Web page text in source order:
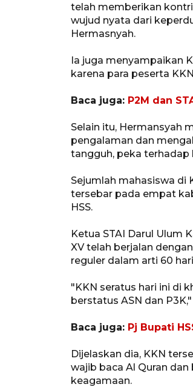
telah memberikan
wujud nyata dari
Hermasnyah.
Ia juga menyampaikan
karena para peserta
Baca juga: P2M dan
Selain itu, Hermansyah
pengalaman dan
tangguh, peka terhadap
Sejumlah mahasiswa di
tersebar pada empat
HSS.
Ketua STAI Darul Ulum
XV telah berjalan
reguler dalam arti 60
"KKN seratus hari ini di
berstatus ASN dan
Baca juga: Pj Bupati
Dijelaskan dia, KKN
wajib baca Al Quran
keagamaan.